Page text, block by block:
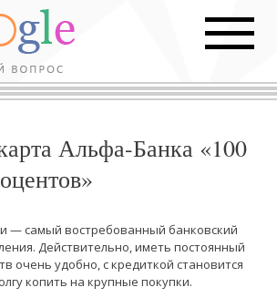
Альфа-Банка «100
— самый востребованный банковский
Действительно, иметь постоянный
очень удобно, с кредиткой становится
копить на крупные покупки.